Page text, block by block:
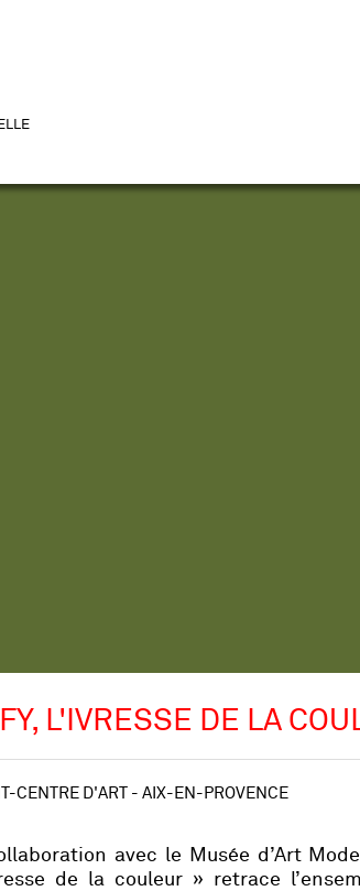
L'IVRESSE DE LA
CENTRE D'ART - AIX-EN-PROVENCE
avec le Musée d’Art
de la couleur » retrace